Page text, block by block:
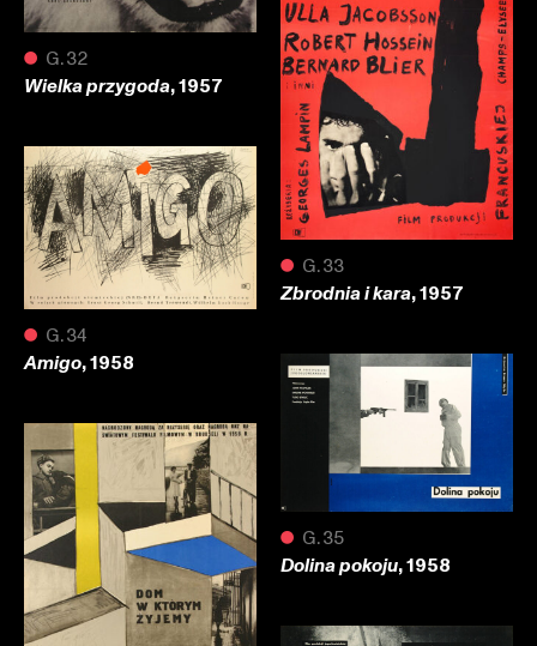
● G.32
Wielka przygoda, 1957
● G.33
Zbrodnia i kara, 1957
● G.34
Amigo, 1958
● G.35
Dolina pokoju, 1958